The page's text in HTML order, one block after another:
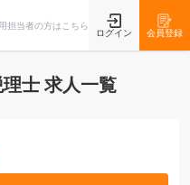
担当者の方はこちら
ログイン 会員登録
士 求人一覧